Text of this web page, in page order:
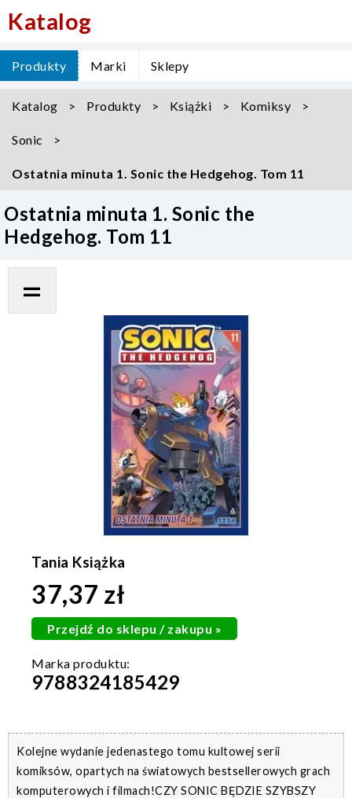
Katalog
Produkty Marki Sklepy
Katalog Produkty Książki Komiksy
Sonic
Ostatnia minuta 1. Sonic the Hedgehog. Tom 11
Ostatnia minuta 1. Sonic the
Hedgehog. Tom 11
Tania Książka
37,37 zł
Przejdź do sklepu / zakupu »
9788324185429
Kolejne wydanie jedenastego tomu kultowej serii
komiksów, opartych na światowych bestsellerowych grach
komputerowych i filmach!CZY SONIC BĘDZIE SZYBSZY